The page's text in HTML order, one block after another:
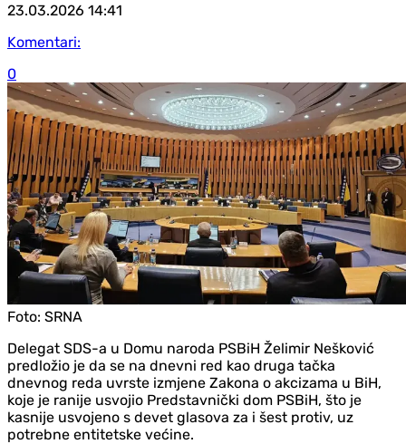
23.03.2026 14:41
Komentari:
0
Foto: SRNA
Delegat SDS-a u Domu naroda PSBiH Želimir Nešković
predložio je da se na dnevni red kao druga tačka
dnevnog reda uvrste izmjene Zakona o akcizama u BiH,
koje je ranije usvojio Predstavnički dom PSBiH, što je
kasnije usvojeno s devet glasova za i šest protiv, uz
potrebne entitetske većine.